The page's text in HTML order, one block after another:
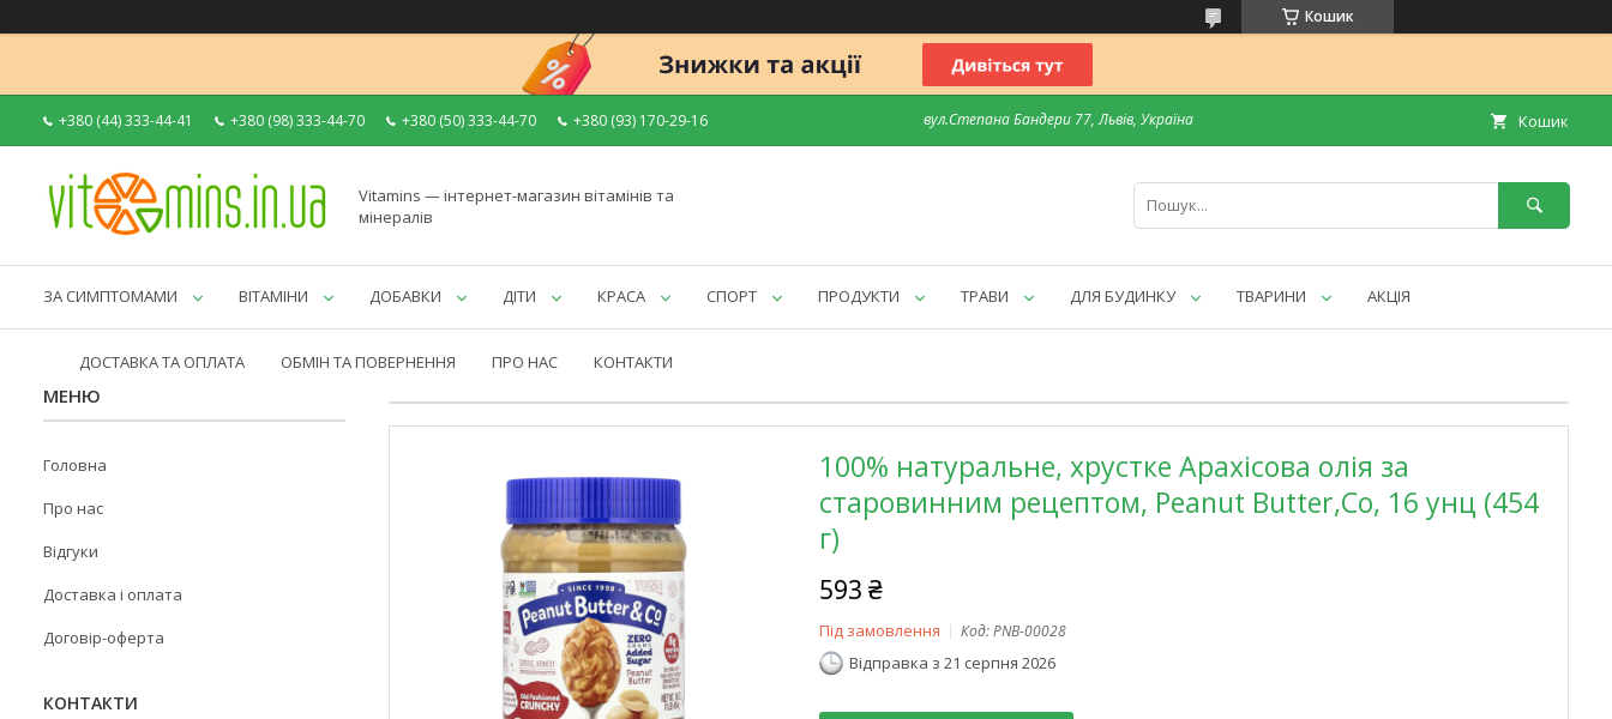
Кошик
+380 (44) 333-44-41 +380 (98) 333-44-70 +380 (50) 333-44-70 +380 (93) 170-29-16 вул.Степана Бандери 77, Львів, Україна Кошик
Vitamins — інтернет-магазин вітамінів та
мінералів
ЗА СИМПТОМАМИ ВІТАМІНИ ДОБАВКИ ДІТИ КРАСА СПОРТ ПРОДУКТИ ТРАВИ ДЛЯ БУДИНКУ ТВАРИНИ АКЦІЯ
ДОСТАВКА ТА ОПЛАТА ОБМІН ТА ПОВЕРНЕННЯ ПРО НАС КОНТАКТИ
100% натуральне, хрустке Арахісова олія за
старовинним рецептом, Peanut Butter,Co, 16 унц (454
г)
593 ₴
Під замовлення Код:PNB-00028
Відправка з 21 серпня 2026
Головна
Про нас
Відгуки
Доставка і оплата
Договір-оферта
КОНТАКТИ